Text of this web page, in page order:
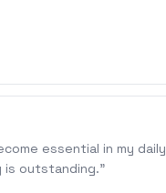
essential in my daily
is outstanding."